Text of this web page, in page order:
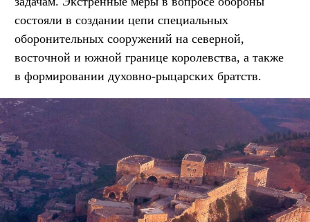
состояли в создании цепи специальных
оборонительных сооружений на северной,
восточной и южной границе королевства, а также
в формировании духовно-рыцарских братств.